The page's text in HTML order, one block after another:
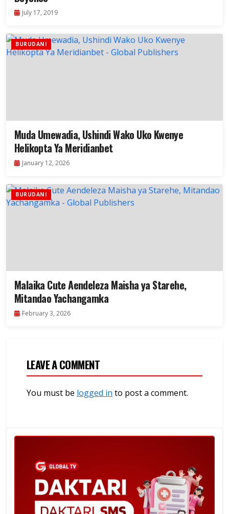
July 17, 2019
BURUDANI
Muda Umewadia, Ushindi Wako Uko Kwenye
Helikopta Ya Meridianbet
January 12, 2026
BURUDANI
Malaika Cute Aendeleza Maisha ya Starehe,
Mitandao Yachangamka
February 3, 2026
LEAVE A COMMENT
You must be logged in to post a comment.